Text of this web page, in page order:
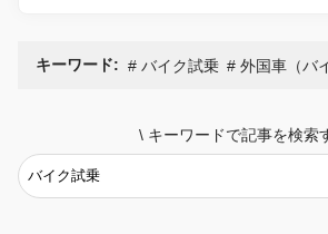
キーワード: バイク試乗 外国車（バ
\ キーワードで記事を検索